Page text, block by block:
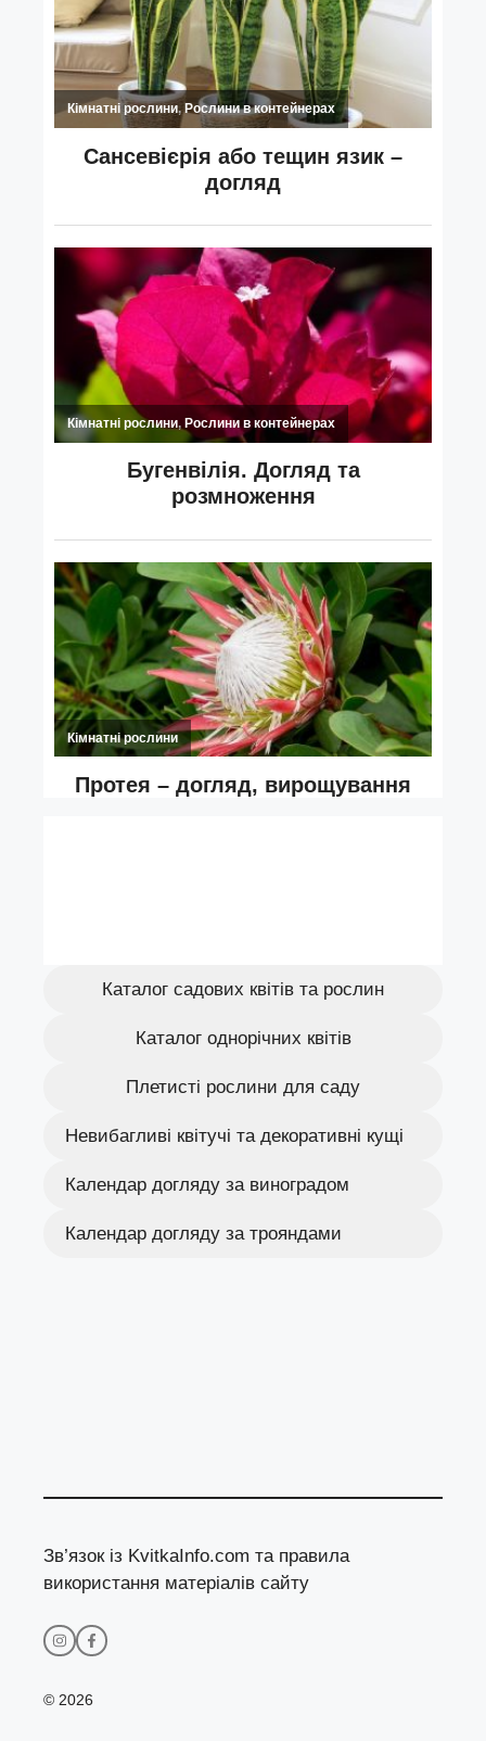
Каталог садових квітів та рослин
Каталог однорічних квітів
Плетисті рослини для саду
Невибагливі квітучі та декоративні кущі
Календар догляду за виноградом
Календар догляду за трояндами
Зв’язок із KvitkaInfo.com та правила
використання матеріалів сайту
© 2026